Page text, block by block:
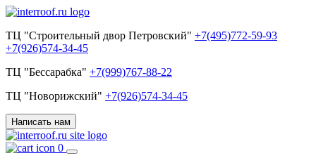
ТЦ "Строительный двор Петровский" +7(495)772-59-93
+7(926)574-34-45
ТЦ "Бессарабка" +7(999)767-88-22
ТЦ "Новорижский" +7(926)574-34-45
Написать нам
0